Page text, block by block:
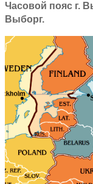
Часовой пояс г.
Выборг.